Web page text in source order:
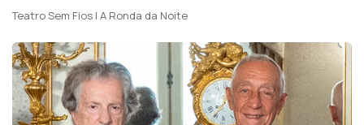
Teatro Sem Fios | A Ronda da Noite